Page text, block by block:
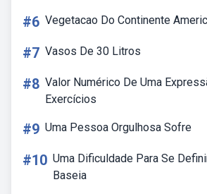
#6 Vegetacao Do Continente
#7 Vasos De 30 Litros
#8 Valor Numérico De Uma
Exercícios
#9 Uma Pessoa Orgulhosa Sofre
#10 Uma Dificuldade Para Se
Baseia